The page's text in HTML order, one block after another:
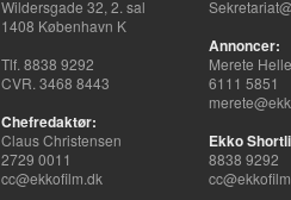
Wildersgade 32, 2. sal
1408 København K
Tlf. 8838 9292
CVR. 3468 8443
Chefredaktør:
Claus Christensen
2729 0011
cc@ekkofilm.dk
Annoncer:
Merete
6111 5851
Ekko
8838 9292